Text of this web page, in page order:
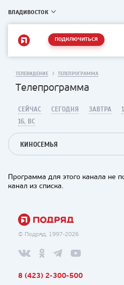
ВЛАДИВОСТОК
ПОДКЛЮЧИТЬСЯ
ТЕЛЕВИДЕНИЕ ТЕЛЕПРОГРАММА
Телепрограмма
СЕЙЧАС СЕГОДНЯ ЗАВТРА
16, ВС
КИНОСЕМЬЯ
Программа для этого канала не
канал из списка.
© Подряд, 1997-2026
8 (423) 2-300-500